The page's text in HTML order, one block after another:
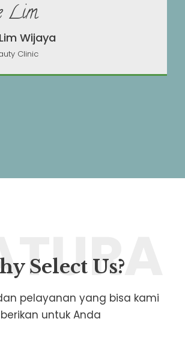
Lim
Wijaya
Clinic
Select Us?
pelayanan yang bisa kami
berikan untuk Anda